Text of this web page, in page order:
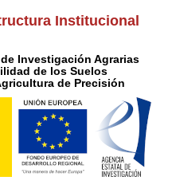
Institucional
Investigación Agrarias
de los Suelos
de Precisión